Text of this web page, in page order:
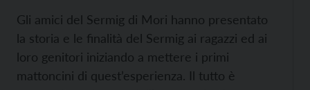
Gli amici del Sermig di Mori hanno presentato
la storia e le finalità del Sermig ai ragazzi ed ai
loro genitori iniziando a mettere i primi
mattoncini di quest’esperienza. Il tutto è